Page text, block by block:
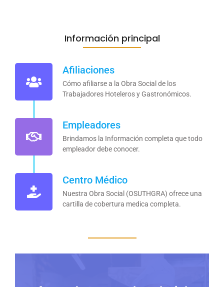
Información principal
Afiliaciones
Cómo afiliarse a la Obra Social de los
Trabajadores Hoteleros y Gastronómicos.
Empleadores
Brindamos la Información completa que todo
empleador debe conocer.
Centro Médico
Nuestra Obra Social (OSUTHGRA) ofrece una
cartilla de cobertura medica completa.